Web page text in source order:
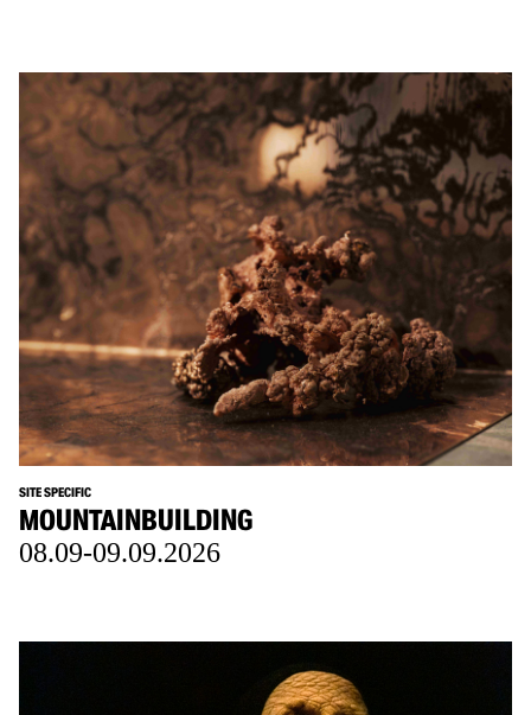
SITE SPECIFIC
MOUNTAINBUILDING
08.09-09.09.2026